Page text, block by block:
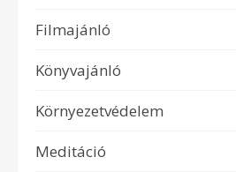
Filmajánló
Könyvajánló
Környezetvédelem
Meditáció